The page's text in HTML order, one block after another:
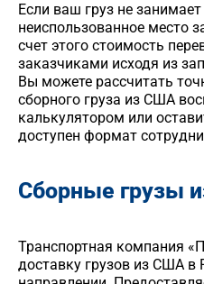
Если ваш груз не
неиспользованное место
счет этого стоимость
заказчиками исходя из
Вы можете рассчитать
сборного груза из США
калькулятором или
доступен формат
Сборные грузы
Транспортная компания
доставку грузов из США в